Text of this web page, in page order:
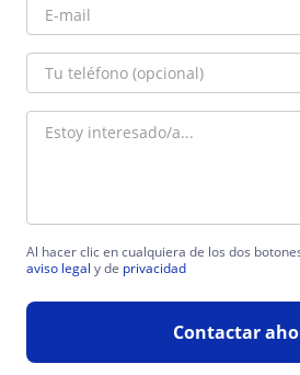
Al hacer clic en cualquiera de los dos
aviso legal y de privacidad
Contactar